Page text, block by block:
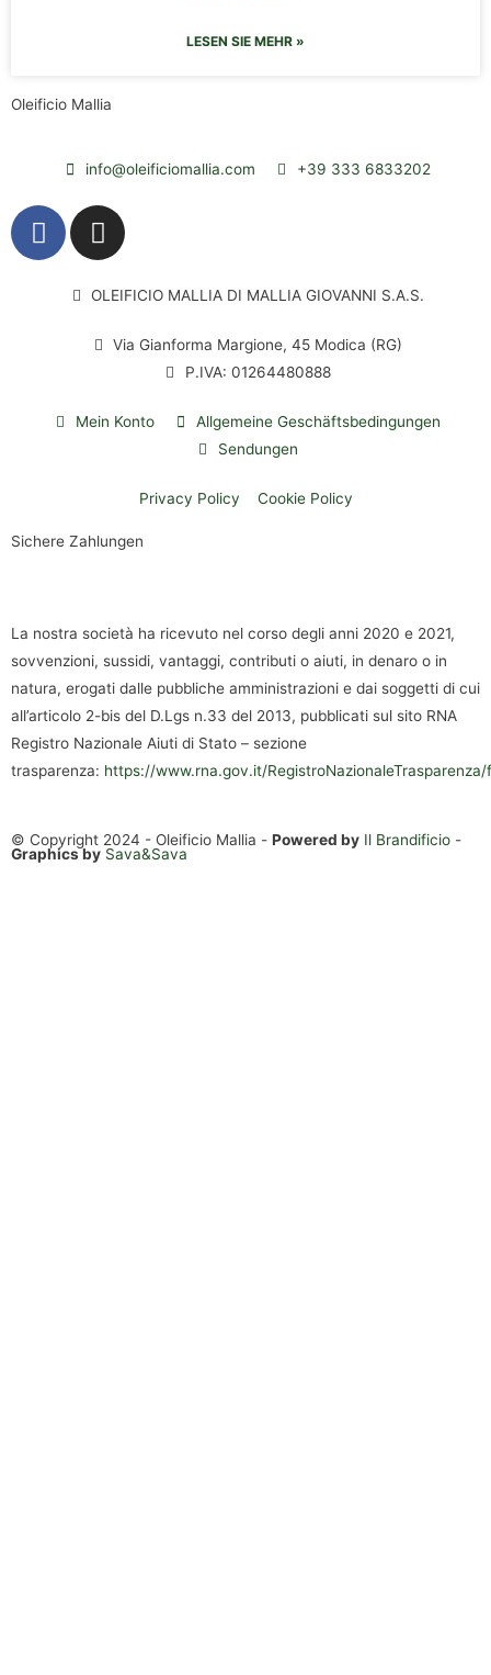
LESEN SIE MEHR »
Oleificio Mallia
info@oleificiomallia.com +39 333 6833202
OLEIFICIO MALLIA DI MALLIA GIOVANNI S.A.S.
Via Gianforma Margione, 45 Modica (RG)
P.IVA: 01264480888
Mein Konto
Allgemeine Geschäftsbedingungen
Sendungen
Privacy Policy Cookie Policy
Sichere Zahlungen
La nostra società ha ricevuto nel corso degli anni 2020 e 2021,
sovvenzioni, sussidi, vantaggi, contributi o aiuti, in denaro o in
natura, erogati dalle pubbliche amministrazioni e dai soggetti di cui
all’articolo 2-bis del D.Lgs n.33 del 2013, pubblicati sul sito RNA
Registro Nazionale Aiuti di Stato – sezione
trasparenza: https://www.rna.gov.it/
© Copyright 2024 - Oleificio Mallia - Powered by Il Brandificio -
Graphics by Sava&Sava